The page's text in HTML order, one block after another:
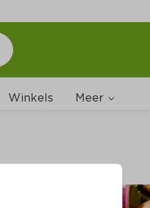
Winkels Meer
Wijnshop